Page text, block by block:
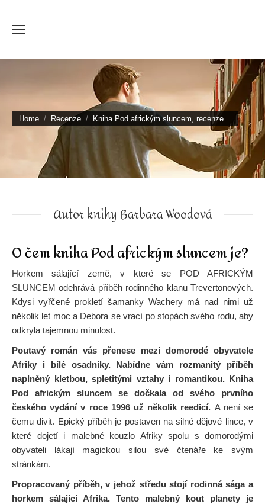
You are here:
Home Recenze Kniha Pod africkým sluncem, recenze…
Autor knihy Barbara Woodová
O čem kniha Pod africkým sluncem je?
Horkem sálající země, v které se POD AFRICKÝM
SLUNCEM odehrává příběh rodinného klanu Trevertonových.
Kdysi vyřčené prokletí šamanky Wachery má nad nimi už
několik let moc a Debora se vrací po stopách svého rodu, aby
odkryla tajemnou minulost.
Poutavý román vás přenese mezi domorodé obyvatele
Afriky i bílé osadníky. Nabídne vám rozmanitý příběh
naplněný kletbou, spletitými vztahy i romantikou. Kniha
Pod africkým sluncem se dočkala od svého prvního
českého vydání v roce 1996 už několik reedicí. A není se
čemu divit. Epický příběh je postaven na silné dějové lince, v
které dojetí i malebné kouzlo Afriky spolu s domorodými
obyvateli lákají magickou silou své čtenáře ke svým
stránkám.
Propracovaný příběh, v jehož středu stojí rodinná sága a
horkem sálající Afrika. Tento malebný kout planety je